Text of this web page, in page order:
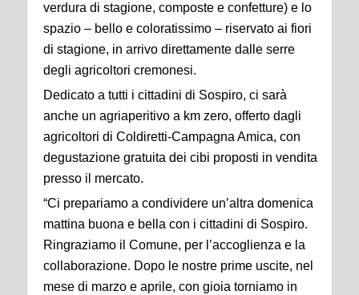
verdura di stagione, composte e confetture) e lo
spazio – bello e coloratissimo – riservato ai fiori
di stagione, in arrivo direttamente dalle serre
degli agricoltori cremonesi.
Dedicato a tutti i cittadini di Sospiro, ci sarà
anche un agriaperitivo a km zero, offerto dagli
agricoltori di Coldiretti-Campagna Amica, con
degustazione gratuita dei cibi proposti in vendita
presso il mercato.
“Ci prepariamo a condividere un’altra domenica
mattina buona e bella con i cittadini di Sospiro.
Ringraziamo il Comune, per l’accoglienza e la
collaborazione. Dopo le nostre prime uscite, nel
mese di marzo e aprile, con gioia torniamo in